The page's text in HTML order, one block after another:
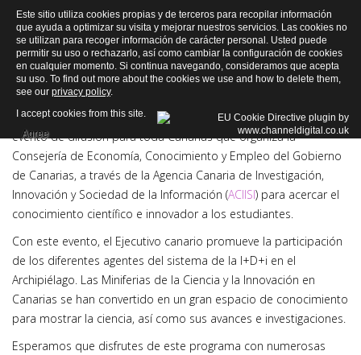
Programa
LasMiniferias de la Ciencia y la Innovaciónconstituyen un
evento de difusión para toda Canarias que organiza la
Consejería de Economía, Conocimiento y Empleo del Gobierno
de Canarias, a través de la Agencia Canaria de Investigación,
Innovación y Sociedad de la Información (ACIISI) para acercar el
conocimiento científico e innovador a los estudiantes.
Con este evento, el Ejecutivo canario promueve la participación
de los diferentes agentes del sistema de la I+D+i en el
Archipiélago. Las Miniferias de la Ciencia y la Innovación en
Canarias se han convertido en un gran espacio de conocimiento
para mostrar la ciencia, así como sus avances e investigaciones.
Esperamos que disfrutes de este programa con numerosas
Este sitio utiliza cookies propias y de terceros para recopilar información
que ayuda a optimizar su visita y mejorar nuestros servicios. Las cookies no
se utilizan para recoger información de carácter personal. Usted puede
permitir su uso o rechazarlo, así como cambiar la configuración de cookies
en cualquier momento. Si continua navegando, consideramos que acepta
su uso. To find out more about the cookies we use and how to delete them,
see our privacy policy.
I accept cookies from this site.
Agree